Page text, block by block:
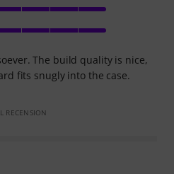
The build quality is nice,
fits snugly into the case.
RECENSION